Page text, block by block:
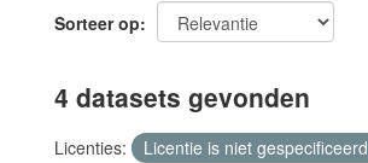
Sorteer op
4 datasets gevonden
Licenties: Licentie is niet gespecificeerd